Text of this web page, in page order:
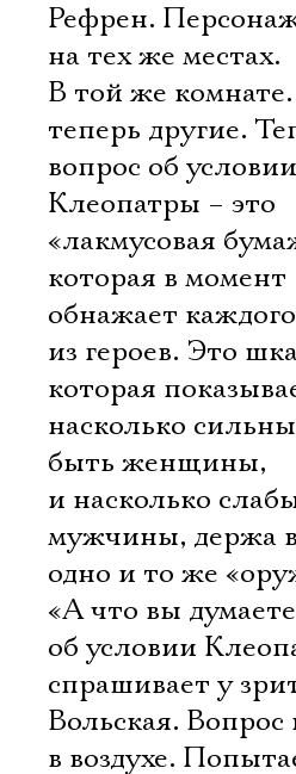
Рефрен.
на тех же местах.
В той же
теперь другие.
вопрос об условии
Клеопатры – это
«лакмусовая
которая в момент
обнажает каждого
из героев. Это
которая
насколько
быть женщины,
и насколько
мужчины, держа
одно и то же
«А что вы думаете
об условии
спрашивает у
Вольская. Вопрос
в воздухе.
Имя
Ознакомиться